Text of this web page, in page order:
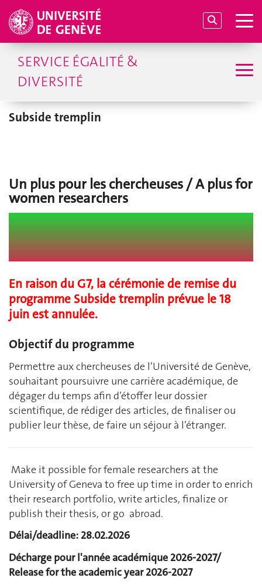
SERVICE ÉGALITÉ &
DIVERSITÉ
Subside tremplin
Un plus pour les chercheuses / A plus for
women researchers
En raison du G7, la cérémonie de remise du
programme Subside tremplin prévue le 18
juin est annulée.
Objectif du programme
Permettre aux chercheuses de l’Université de Genève,
souhaitant poursuivre une carrière académique, de
dégager du temps afin d’étoffer leur dossier
scientifique, de rédiger des articles, de finaliser ou
publier leur thèse, de faire un séjour à l’étranger.
Make it possible for female researchers at the
University of Geneva to free up time in order to enrich
their research portfolio, write articles, finalize or
publish their thesis, or go abroad.
Délai/deadline: 28.02.2026
Décharge pour l'année académique 2026-2027/
Release for the academic year 2026-2027